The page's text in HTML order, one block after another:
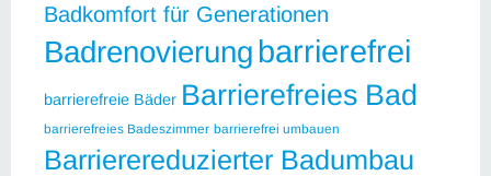
Badkomfort für Generationen
Badrenovierung barrierefrei
barrierefreie Bäder Barrierefreies Bad
barrierefreies Badeszimmer barrierefrei umbauen
Barrierereduzierter Badumbau